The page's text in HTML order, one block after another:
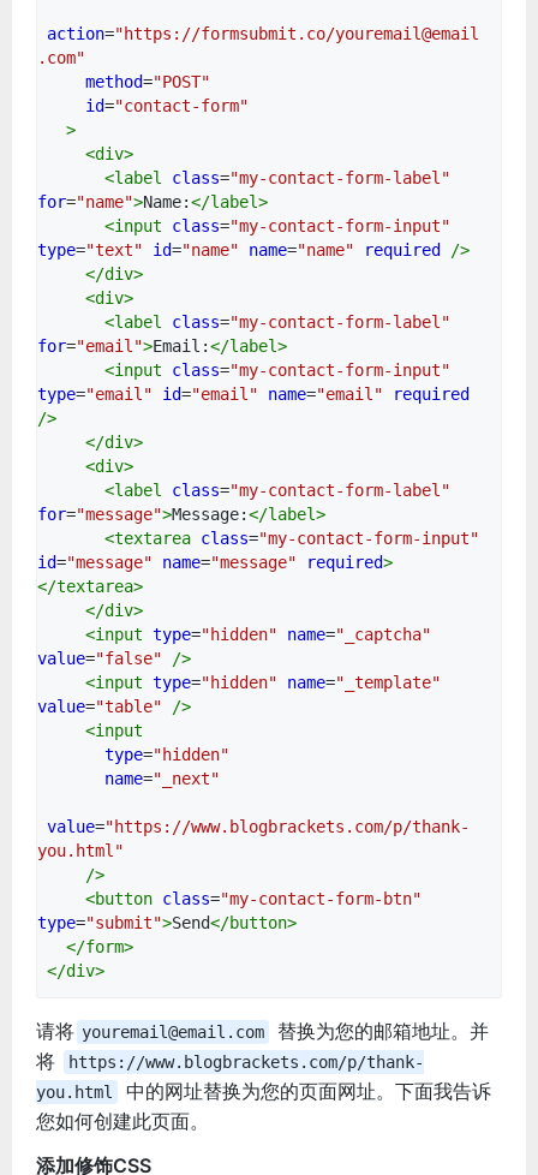
action="https://formsubmit.co/youremail@email
.com"
method="POST"
id="contact-form"
>
<div>
<label class="my-contact-form-label"
for="name">Name:</label>
<input class="my-contact-form-input"
type="text" id="name" name="name" required
/>
</div>
<div>
<label class="my-contact-form-label"
for="email">Email:</label>
<input class="my-contact-form-input"
type="email" id="email" name="email"
required
/>
</div>
<div>
<label class="my-contact-form-label"
for="message">Message:</label>
<textarea class="my-contact-form-input"
id="message" name="message" required>
</textarea>
</div>
<input type="hidden" name="_captcha"
value="false"
/>
<input type="hidden" name="_template"
value="table"
/>
<input
type="hidden"
name="_next"
value="https://www.blogbrackets.com/p/thank-
you.html"
/>
<button class="my-contact-form-btn"
type="submit">Send</button>
</form>
</div>
请将 youremail@email.com
替换为您的邮箱地址。并
将
https://www.blogbrackets.com/p/thank-
you.html
中的网址替换为您的页面网址。下面我告诉
您如何创建此页面。
添加修饰CSS